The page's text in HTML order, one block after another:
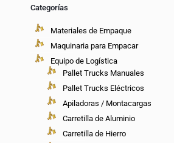
Categorías
Materiales de Empaque
Maquinaria para Empacar
Equipo de Logística
Pallet Trucks Manuales
Pallet Trucks Eléctricos
Apiladoras / Montacargas
Carretilla de Aluminio
Carretilla de Hierro